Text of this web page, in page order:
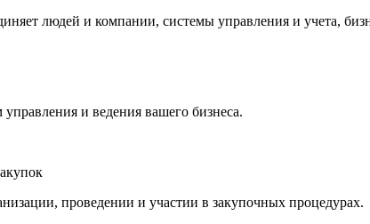
людей и компании, системы управления и учета,
и ведения вашего бизнеса.
проведении и участии в закупочных процедурах.